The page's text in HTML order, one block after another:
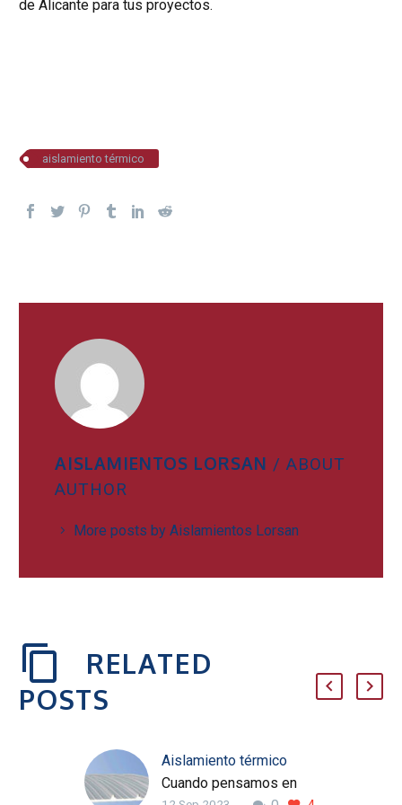
de Alicante para tus proyectos.
aislamiento térmico
AISLAMIENTOS LORSAN / ABOUT
AUTHOR
More posts by Aislamientos Lorsan
RELATED
POSTS
Aislamiento térmico
Cuando pensamos en